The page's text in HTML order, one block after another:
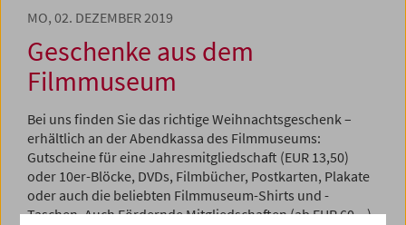
MO, 02. DEZEMBER 2019
Geschenke aus dem
Filmmuseum
Bei uns finden Sie das richtige Weihnachtsgeschenk –
erhältlich an der Abendkassa des Filmmuseums:
Gutscheine für eine Jahresmitgliedschaft (EUR 13,50)
oder 10er-Blöcke, DVDs, Filmbücher, Postkarten, Plakate
oder auch die beliebten Filmmuseum-Shirts und -
Taschen. Auch Fördernde Mitgliedschaften (ab EUR 60,--)